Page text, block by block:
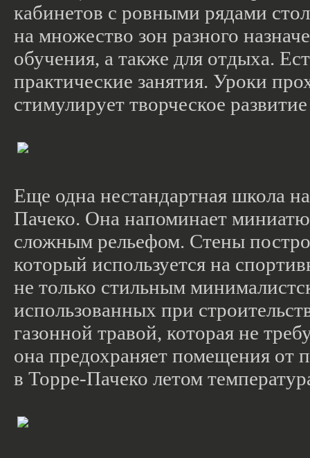
кабинетов с ровными рядами
на множество зон разного
обучения, а также для отдыха.
практические занятия. Уроки
стимулирует творческое
Еще одна нестандартная школа
Пачеко. Она напоминает
сложным рельефом. Стены
который используется на
не только стильным
использованных при
газонной травой, которая не
она предохраняет помещения от
в Торре-Пачеко летом